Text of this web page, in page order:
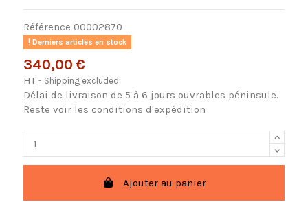
Référence 00002870
Derniers articles en stock
340,00 €
HT Shipping excluded
Délai de livraison de 5 à 6 jours ouvrables péninsule.
Reste voir les conditions d'expédition
Ajouter au panier